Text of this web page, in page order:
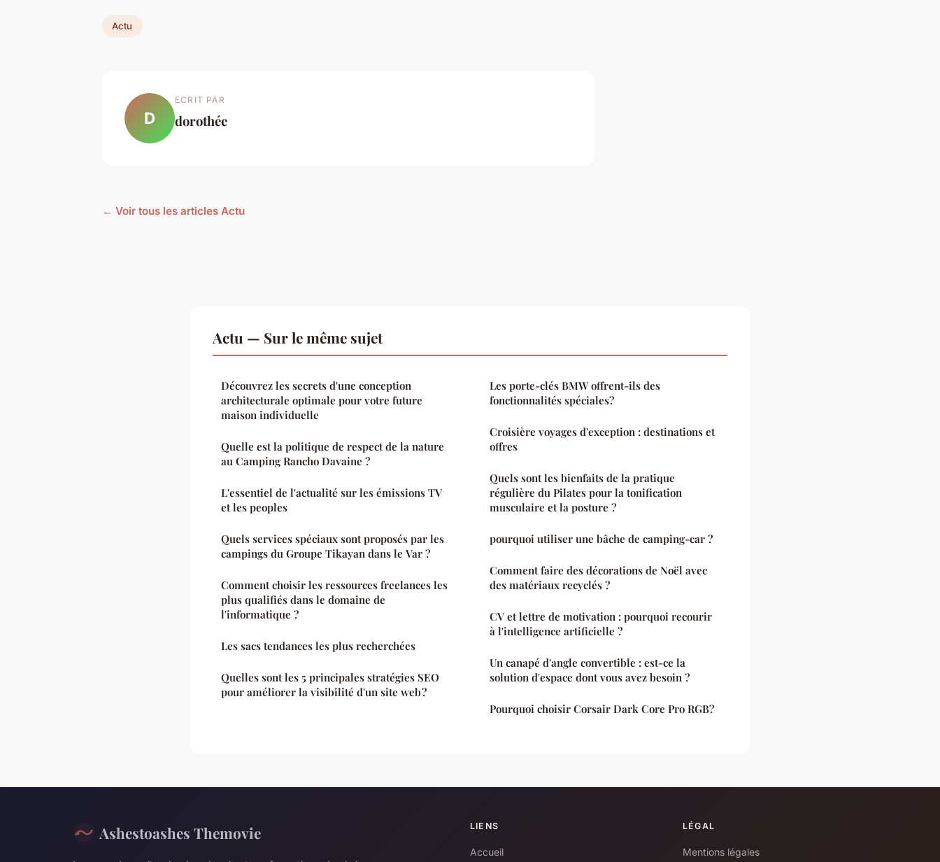
Actu
D
ECRIT PAR
dorothée
← Voir tous les articles Actu
Actu — Sur le même sujet
Découvrez les secrets d'une conception
architecturale optimale pour votre future
maison individuelle
Quelle est la politique de respect de la nature
au Camping Rancho Davaine ?
L'essentiel de l'actualité sur les émissions TV
et les peoples
Quels services spéciaux sont proposés par les
campings du Groupe Tikayan dans le Var ?
Comment choisir les ressources freelances les
plus qualifiés dans le domaine de
l'informatique ?
Les sacs tendances les plus recherchées
Quelles sont les 5 principales stratégies SEO
pour améliorer la visibilité d'un site web ?
Les porte-clés BMW offrent-ils des
fonctionnalités spéciales?
Croisière voyages d'exception : destinations et
offres
Quels sont les bienfaits de la pratique
régulière du Pilates pour la tonification
musculaire et la posture ?
pourquoi utiliser une bâche de camping-car ?
Comment faire des décorations de Noël avec
des matériaux recyclés ?
CV et lettre de motivation : pourquoi recourir
à l'intelligence artificielle ?
Un canapé d'angle convertible : est-ce la
solution d'espace dont vous avez besoin ?
Pourquoi choisir Corsair Dark Core Pro RGB?
Ashestoashes Themovie LIENS
Accueil
LÉGAL
Mentions légales